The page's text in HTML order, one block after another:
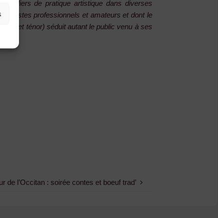
ateliers de pratique artistique dans diverses
professionnels et amateurs et dont le
et ténor) séduit autant le public venu à ses
de l’Occitan : soirée contes et boeuf trad’